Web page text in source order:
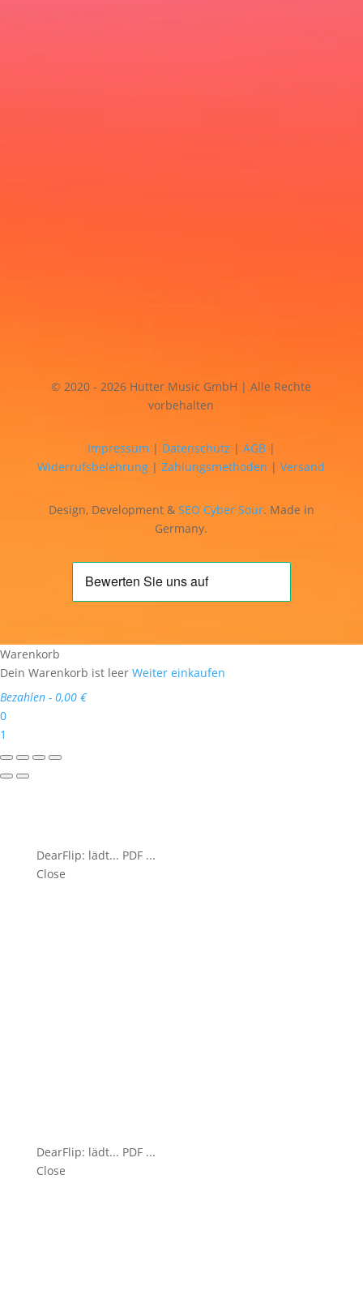
© 2020 - 2026 Hutter Music GmbH | Alle Rechte
vorbehalten
Impressum | Datenschutz | AGB|
Widerrufsbelehrung |Zahlungsmethoden |Versand
Design, Development & SEO Cyber Sour. Made in
Germany.
Warenkorb
Dein Warenkorb ist leer Weiter einkaufen
Bezahlen - 0,00 €
0
1
DearFlip: lädt... PDF 3% ...
Close
DearFlip: lädt... PDF 100% ...
Close